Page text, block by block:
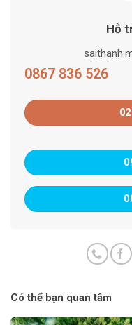
Hỗ
0867 836 526
Có thể bạn quan tâm